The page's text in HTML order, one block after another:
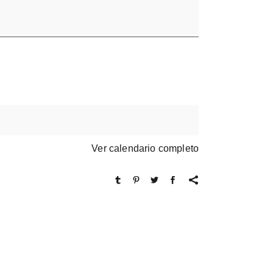
Ver calendario completo